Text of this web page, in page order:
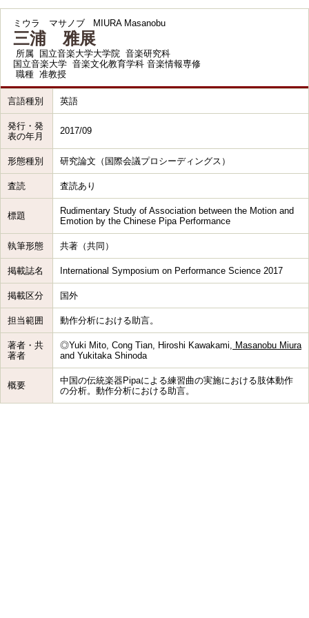
ミウラ マサノブ MIURA Masanobu
三浦 雅展
所属
国立音楽大学大学院 音楽研究科
国立音楽大学 音楽文化教育学科 音楽情報専修
職種 准教授
言語種別 英語
発行・発
表の年月
2017/09
形態種別 研究論文（国際会議プロシーディングス）
査読 査読あり
標題
Rudimentary Study of Association between the Motion and
Emotion by the Chinese Pipa Performance
執筆形態 共著（共同）
掲載誌名 International Symposium on Performance Science 2017
掲載区分 国外
担当範囲 動作分析における助言。
著者・共
著者
◎Yuki Mito, Cong Tian, Hiroshi Kawakami, Masanobu Miura
and Yukitaka Shinoda
概要
中国の伝統楽器Pipaによる練習曲の実施における肢体動作
の分析。動作分析における助言。